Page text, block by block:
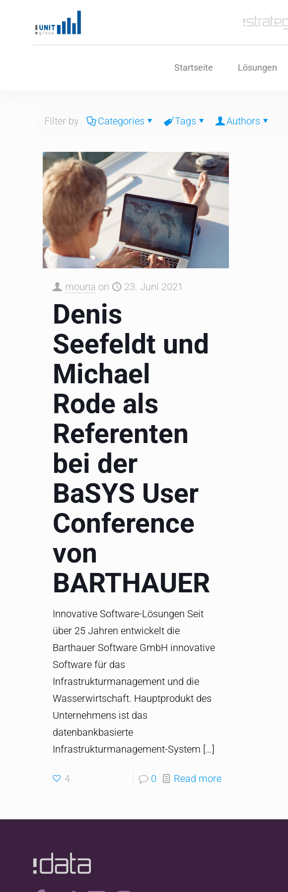
Startseite Lösungen
Filter by Categories Tags Authors
mouna on 23. Juni 2021
Denis
Seefeldt und
Michael
Rode als
Referenten
bei der
BaSYS User
Conference
von
BARTHAUER
Innovative Software-Lösungen Seit
über 25 Jahren entwickelt die
Barthauer Software GmbH innovative
Software für das
Infrastrukturmanagement und die
Wasserwirtschaft. Hauptprodukt des
Unternehmens ist das
datenbankbasierte
Infrastrukturmanagement-System […]
4 0 Read more